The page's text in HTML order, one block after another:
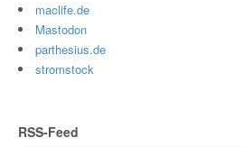
maclife.de
Mastodon
parthesius.de
stromstock
RSS-Feed